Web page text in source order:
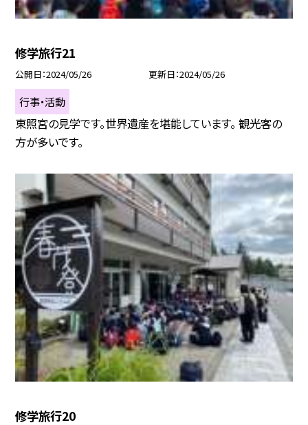
修学旅行21
公開日 2024/05/26 更新日 2024/05/26
行事・活動
東照宮の見学です。世界遺産を堪能しています。 観光客の
方が多いです。
修学旅行20